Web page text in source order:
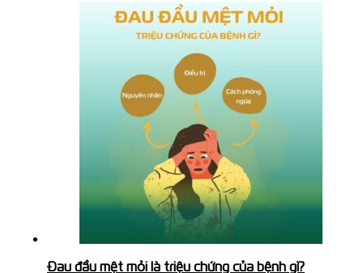
Đau đầu mệt mỏi là triệu chứng của bệnh gì?